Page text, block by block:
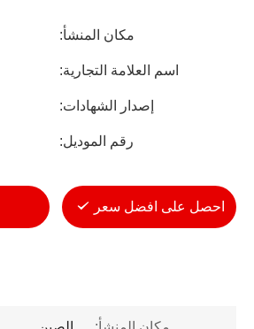
مكان المنشأ:
اسم العلامة التجارية:
إصدار الشهادات:
رقم الموديل:
احصل على افضل سعر